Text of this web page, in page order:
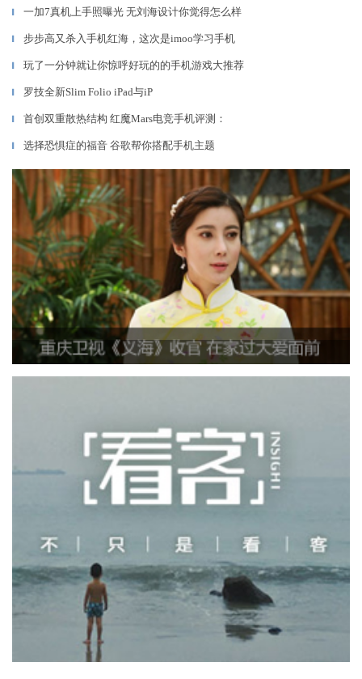
▎ 一加7真机上手照曝光 无刘海设计你觉得怎么样
▎ 步步高又杀入手机红海，这次是imoo学习手机
▎ 玩了一分钟就让你惊呼好玩的的手机游戏大推荐
▎ 罗技全新Slim Folio iPad与iP
▎ 首创双重散热结构 红魔Mars电竞手机评测：
▎ 选择恐惧症的福音 谷歌帮你搭配手机主题